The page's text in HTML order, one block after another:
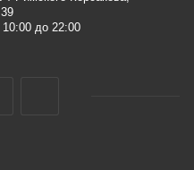
39
до 22:00